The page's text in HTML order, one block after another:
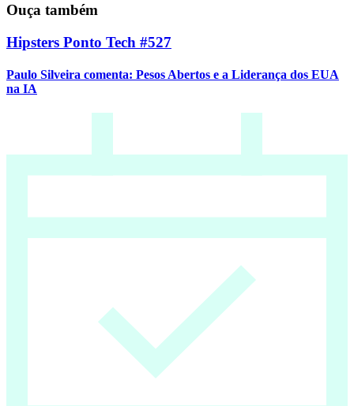
Ouça também
Hipsters Ponto Tech #527
Paulo Silveira comenta: Pesos Abertos e a Liderança dos EUA
na IA